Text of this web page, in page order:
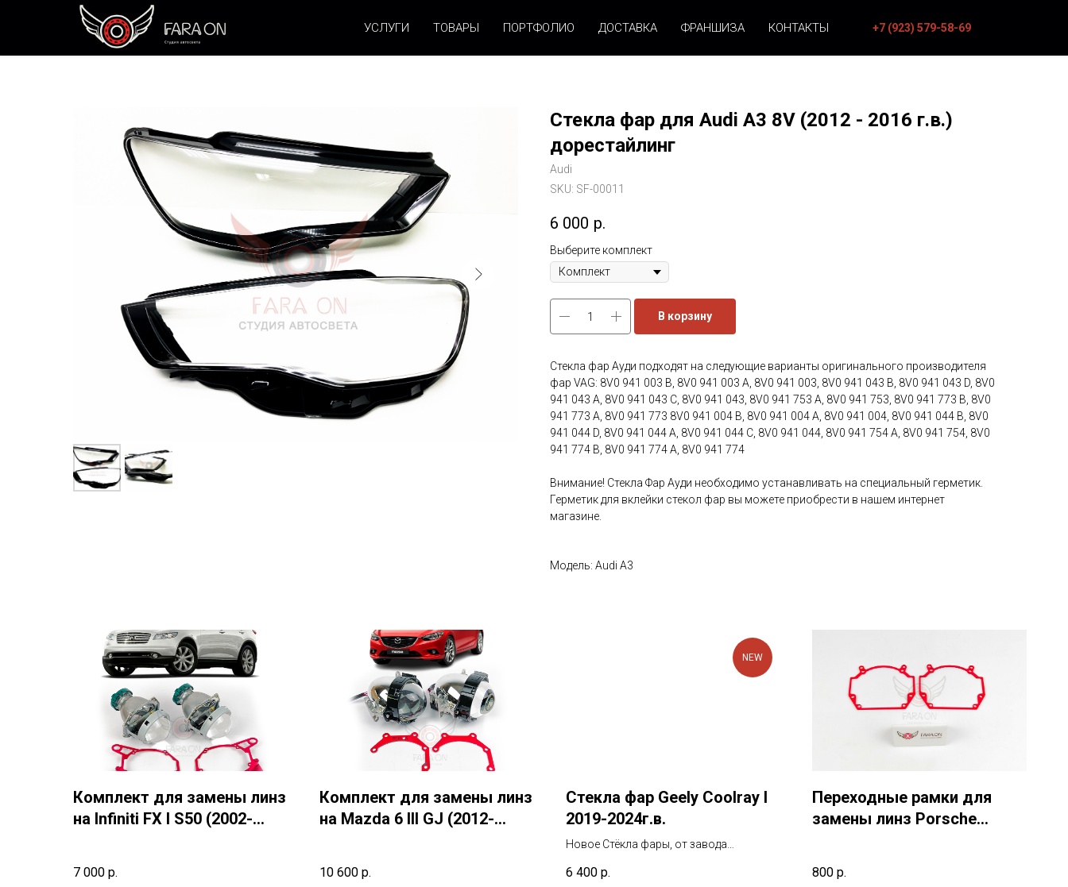
УСЛУГИ ТОВАРЫ ПОРТФОЛИО ДОСТАВКА ФРАНШИЗА КОНТАКТЫ +7 (923) 579-58-69
Стекла фар для Audi A3 8V (2012 - 2016 г.в.)
дорестайлинг
Audi
SKU: SF-00011
6 000 р.
Выберите комплект
В корзину
Стекла фар Ауди подходят на следующие варианты оригинального производителя
фар VAG: 8V0 941 003 B, 8V0 941 003 A, 8V0 941 003, 8V0 941 043 B, 8V0 941 043 D, 8V0
941 043 A, 8V0 941 043 C, 8V0 941 043, 8V0 941 753 A, 8V0 941 753, 8V0 941 773 B, 8V0
941 773 A, 8V0 941 773 8V0 941 004 B, 8V0 941 004 A, 8V0 941 004, 8V0 941 044 B, 8V0
941 044 D, 8V0 941 044 A, 8V0 941 044 C, 8V0 941 044, 8V0 941 754 A, 8V0 941 754, 8V0
941 774 B, 8V0 941 774 A, 8V0 941 774
Внимание! Стекла Фар Ауди необходимо устанавливать на специальный герметик.
Герметик для вклейки стекол фар вы можете приобрести в нашем интернет
магазине.
Модель: Audi A3
Комплект для замены линз
на Infiniti FX I S50 (2002-
7 000 р.
Комплект для замены линз
на Mazda 6 III GJ (2012-
10 600 р.
NEW
Стекла фар Geely Coolray I
2019-2024г.в.
Новое Стёкла фары, от завода
защитным лаком как с наружи так и
6 400 р.
Переходные рамки для
замены линз Porsche
800 р.